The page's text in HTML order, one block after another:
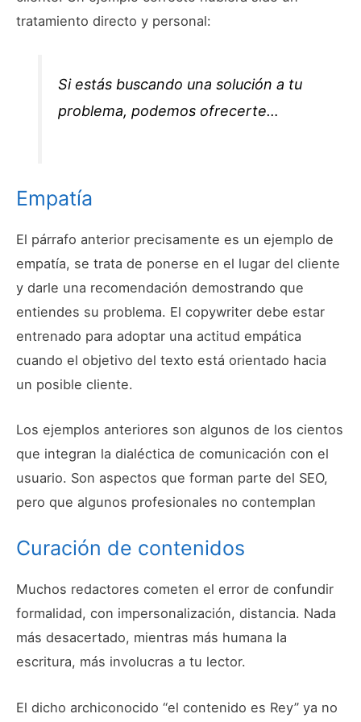
tratamiento directo y personal:
Si estás buscando una solución a tu
problema, podemos ofrecerte…
Empatía
El párrafo anterior precisamente es un ejemplo de
empatía, se trata de ponerse en el lugar del cliente
y darle una recomendación demostrando que
entiendes su problema. El copywriter debe estar
entrenado para adoptar una actitud empática
cuando el objetivo del texto está orientado hacia
un posible cliente.
Los ejemplos anteriores son algunos de los cientos
que integran la dialéctica de comunicación con el
usuario. Son aspectos que forman parte del SEO,
pero que algunos profesionales no contemplan
Curación de contenidos
Muchos redactores cometen el error de confundir
formalidad, con impersonalización, distancia. Nada
más desacertado, mientras más humana la
escritura, más involucras a tu lector.
El dicho archiconocido “el contenido es Rey” ya no